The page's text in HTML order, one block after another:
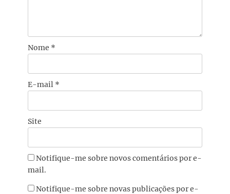
Nome *
E-mail *
Site
Notifique-me sobre novos comentários por e-
mail.
Notifique-me sobre novas publicações por e-